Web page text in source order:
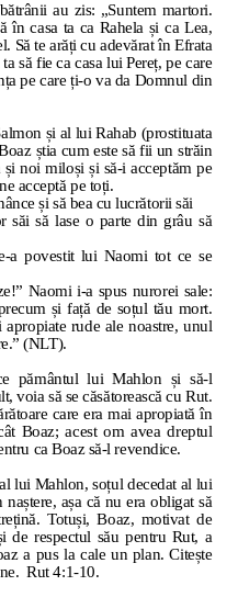
au zis: „Suntem martori.
în casa ta ca Rahela și ca Lea,
Să te arăți cu adevărat în Efrata
să fie ca casa lui Pereț, pe care
pe care ți-o va da Domnul din
și al lui Rahab (prostituata
știa cum este să fii un străin
noi miloși și să-i acceptăm pe
acceptă pe toți.
și să bea cu lucrătorii săi
săi să lase o parte din grâu să
a povestit lui Naomi tot ce se
Naomi i-a spus nurorei sale:
și față de soțul tău mort.
rude ale noastre, unul
(NLT).
pământul lui Mahlon și să-l
voia să se căsătorească cu Rut.
care era mai apropiată în
Boaz; acest om avea dreptul
ca Boaz să-l revendice.
lui Mahlon, soțul decedat al lui
așa că nu era obligat să
Totuși, Boaz, motivat de
de respectul său pentru Rut, a
a pus la cale un plan. Citește
Rut 4:1-10.